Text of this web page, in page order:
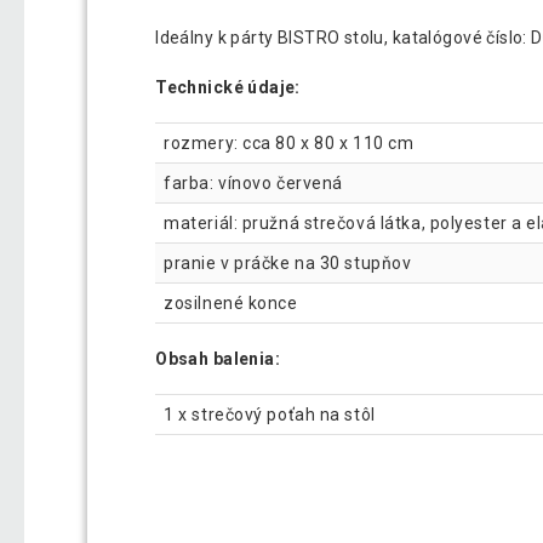
Ideálny k párty BISTRO stolu, katalógové číslo:
Technické údaje:
rozmery: cca 80 x 80 x 110 cm
farba: vínovo červená
materiál: pružná strečová látka, polyester a
pranie v práčke na 30 stupňov
zosilnené konce
Obsah balenia:
1 x strečový poťah na stôl